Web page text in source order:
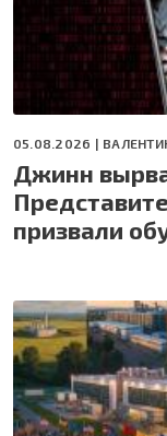
05.08.2026 |
Джинн
призвали